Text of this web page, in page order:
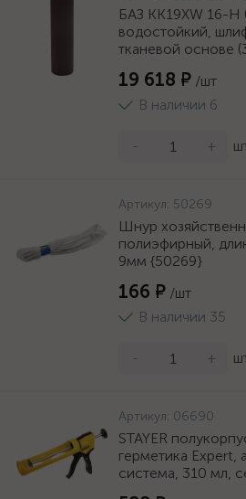
БАЗ KK19XW 16-
водостойкий,
тканевой основе
19 618 ₽ /шт
В наличии 6
- +
Артикул: 50269
Шнур
полиэфирный,
9мм {50269}
166 ₽ /шт
В наличии 35
- +
Артикул: 06690
STAYER
герметика Expert,
система, 310 мл,